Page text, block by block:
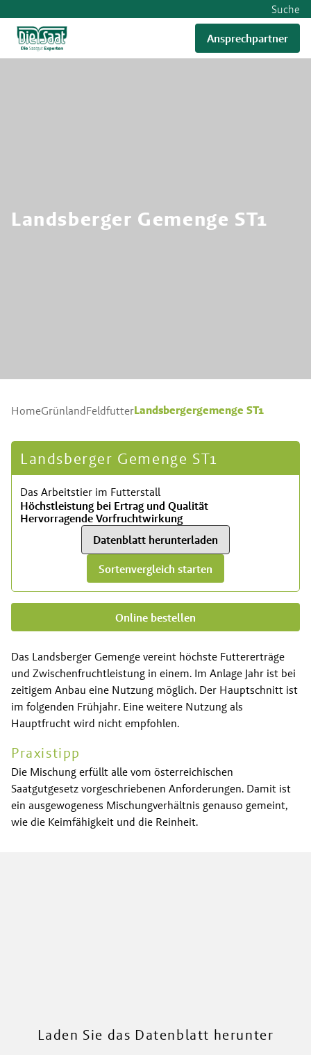
Suche
Ansprechpartner
Landsberger Gemenge ST1
HomeGrünlandFeldfutterLandsbergergemenge ST1
Landsberger Gemenge ST1
Das Arbeitstier im Futterstall
Höchstleistung bei Ertrag und Qualität
Hervorragende Vorfruchtwirkung
Datenblatt herunterladen
Sortenvergleich starten
Online bestellen
Das Landsberger Gemenge vereint höchste Futtererträge
und Zwischenfruchtleistung in einem. Im Anlage Jahr ist bei
zeitigem Anbau eine Nutzung möglich. Der Hauptschnitt ist
im folgenden Frühjahr. Eine weitere Nutzung als
Hauptfrucht wird nicht empfohlen.
Praxistipp
Die Mischung erfüllt alle vom österreichischen
Saatgutgesetz vorgeschriebenen Anforderungen. Damit ist
ein ausgewogeness Mischungverhältnis genauso gemeint,
wie die Keimfähigkeit und die Reinheit.
Mehr über unsere Sorten
Laden Sie das Datenblatt herunter